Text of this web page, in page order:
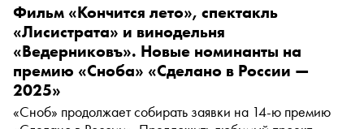
Фильм «Кончится лето», спектакль
«Лисистрата» и винодельня
«Ведерниковъ». Новые номинанты на
премию «Сноба» «Сделано в России —
2025»
«Сноб» продолжает собирать заявки на 14-ю премию